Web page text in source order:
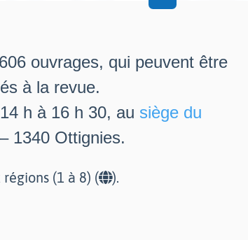
ouvrages, qui peuvent être
à la revue.
h à 16 h 30, au siège du
1340 Ottignies.
régions (1 à 8) ( ).